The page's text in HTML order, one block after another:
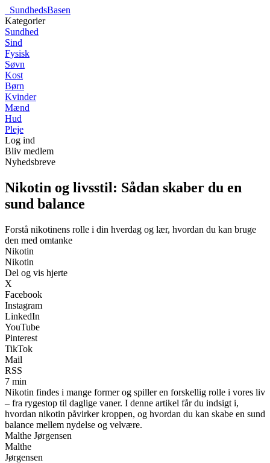
SundhedsBasen
Kategorier
Sundhed
Sind
Fysisk
Søvn
Kost
Børn
Kvinder
Mænd
Hud
Pleje
Log ind
Bliv medlem
Nyhedsbreve
Nikotin og livsstil: Sådan skaber du en
sund balance
Forstå nikotinens rolle i din hverdag og lær, hvordan du kan bruge
den med omtanke
Nikotin
Nikotin
Del og vis hjerte
X
Facebook
Instagram
LinkedIn
YouTube
Pinterest
TikTok
Mail
RSS
7 min
Nikotin findes i mange former og spiller en forskellig rolle i vores liv
– fra rygestop til daglige vaner. I denne artikel får du indsigt i,
hvordan nikotin påvirker kroppen, og hvordan du kan skabe en sund
balance mellem nydelse og velvære.
Malthe Jørgensen
Malthe
Jørgensen